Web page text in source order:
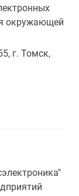
окружающей
г. Томск,